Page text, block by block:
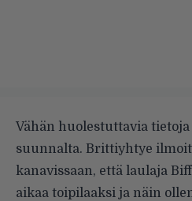
Vähän huolestuttavia
suunnalta. Brittiyhtye
kanavissaan, että laulaja
aikaa toipilaaksi ja näin